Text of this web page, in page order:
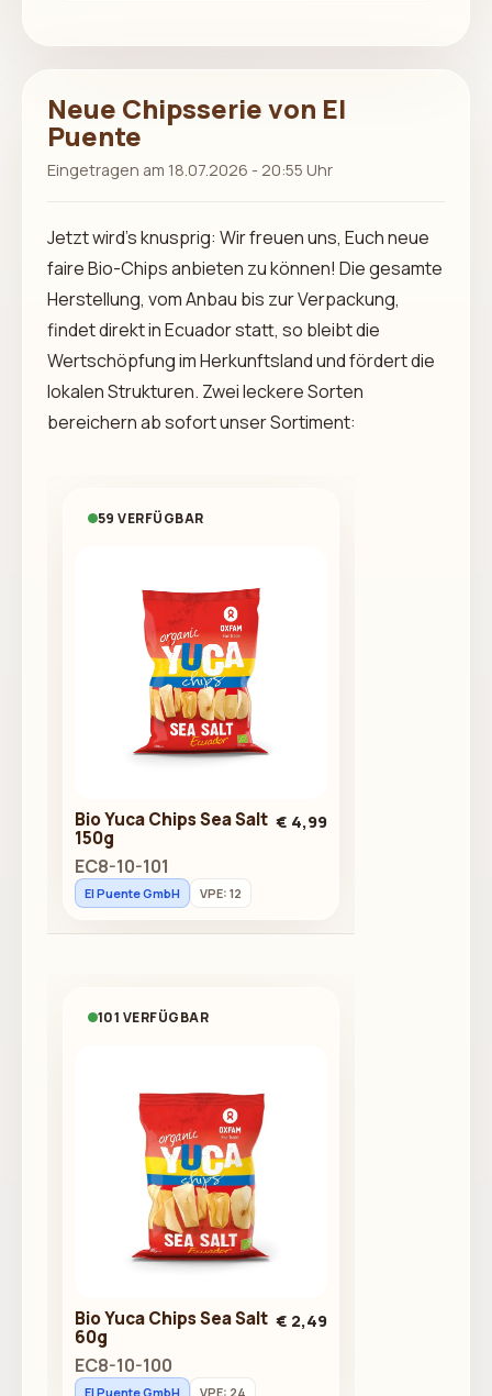
Neue Chipsserie von El
Puente
Eingetragen am 18.07.2026 - 20:55 Uhr
Jetzt wird’s knusprig: Wir freuen uns, Euch neue
faire Bio-Chips anbieten zu können! Die gesamte
Herstellung, vom Anbau bis zur Verpackung,
findet direkt in Ecuador statt, so bleibt die
Wertschöpfung im Herkunftsland und fördert die
lokalen Strukturen. Zwei leckere Sorten
bereichern ab sofort unser Sortiment:
59 VERFÜGBAR
Bio Yuca Chips Sea Salt
150g
EC8-10-101
€ 4,99
El Puente GmbH VPE: 12
101 VERFÜGBAR
Bio Yuca Chips Sea Salt
60g
EC8-10-100
€ 2,49
El Puente GmbH VPE: 24